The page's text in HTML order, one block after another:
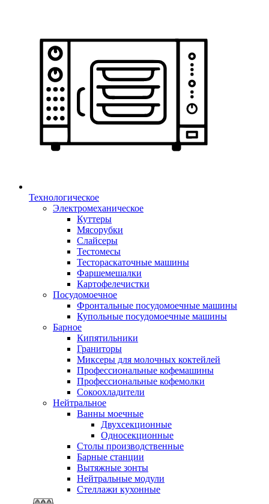
Технологическое
Электромеханическое
Куттеры
Мясорубки
Слайсеры
Тестомесы
Тестораскаточные машины
Фаршемешалки
Картофелечистки
Посудомоечное
Фронтальные посудомоечные машины
Купольные посудомоечные машины
Барное
Кипятильники
Граниторы
Миксеры для молочных коктейлей
Профессиональные кофемашины
Профессиональные кофемолки
Сокоохладители
Нейтральное
Ванны моечные
Двухсекционные
Односекционные
Столы производственные
Барные станции
Вытяжные зонты
Нейтральные модули
Стеллажи кухонные